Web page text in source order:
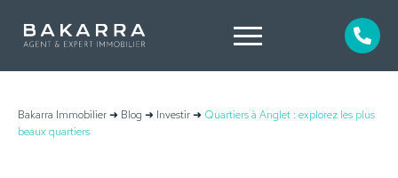
Bakarra Immobilier➜ Blog ➜ Investir➜ Quartiers à Anglet : explorez les plus
beaux quartiers